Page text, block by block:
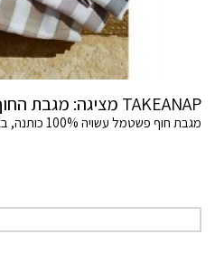
TAKEANAP מציגה: מגבת החוף שלא סוחבת חול
מגבת חוף פשטמל עשויה 100% כותנה, באריגה דקה, רכה ואוורירית.